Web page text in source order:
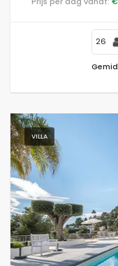
26
VILLA
Previous